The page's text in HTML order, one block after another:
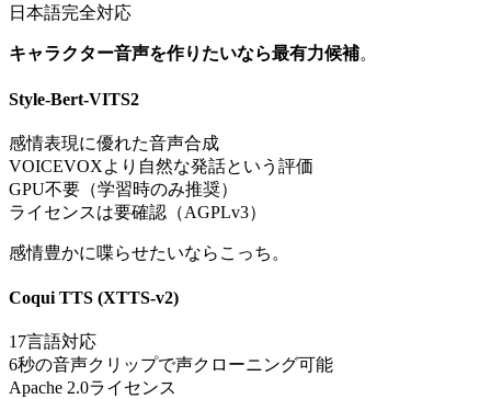
日本語完全対応
キャラクター音声を作りたいなら最有力候補。
Style-Bert-VITS2
感情表現に優れた音声合成
VOICEVOXより自然な発話という評価
GPU不要（学習時のみ推奨）
ライセンスは要確認（AGPLv3）
感情豊かに喋らせたいならこっち。
Coqui TTS (XTTS-v2)
17言語対応
6秒の音声クリップで声クローニング可能
Apache 2.0ライセンス